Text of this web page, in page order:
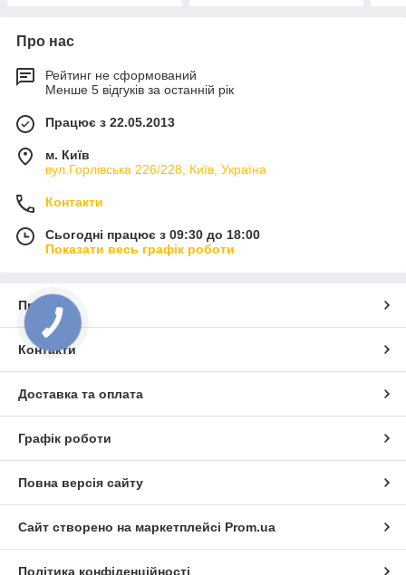
Про нас
Рейтинг не сформований
Менше 5 відгуків за останній рік
Працює з 22.05.2013
м. Київ
вул.Горлівська 226/228, Київ, Україна
Контакти
Сьогодні працює з 09:30 до 18:00
Показати весь графік роботи
Про нас
Контакти
Доставка та оплата
Графік роботи
Повна версія сайту
Сайт створено на маркетплейсі Prom.ua
Політика конфіденційності
КНОПКА
ЗВ'ЯЗКУ